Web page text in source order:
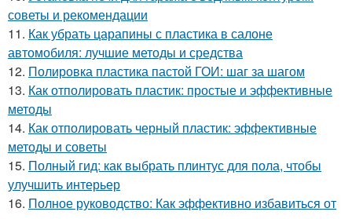
советы и рекомендации
11. Как убрать царапины с пластика в салоне
автомобиля: лучшие методы и средства
12. Полировка пластика пастой ГОИ: шаг за шагом
13. Как отполировать пластик: простые и эффективные
методы
14. Как отполировать черный пластик: эффективные
методы и советы
15. Полный гид: как выбрать плинтус для пола, чтобы
улучшить интерьер
16. Полное руководство: Как эффективно избавиться от